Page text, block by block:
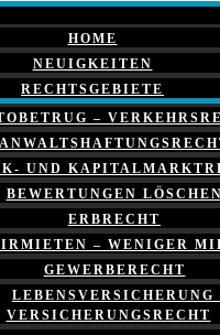
HOME
NEUIGKEITEN
RECHTSGEBIETE
–
UND
BEWERTUNGEN LÖSCHEN
ERBRECHT
– WENIGER
GEWERBERECHT
LEBENSVERSICHERUNG
VERSICHERUNGSRECHT